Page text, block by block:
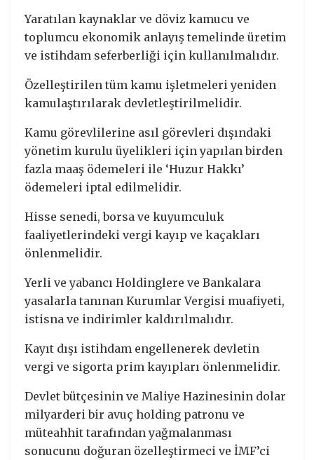
Yaratılan kaynaklar ve döviz kamucu ve
toplumcu ekonomik anlayış temelinde üretim
ve istihdam seferberliği için kullanılmalıdır.
Özelleştirilen tüm kamu işletmeleri yeniden
kamulaştırılarak devletleştirilmelidir.
Kamu görevlilerine asıl görevleri dışındaki
yönetim kurulu üyelikleri için yapılan birden
fazla maaş ödemeleri ile ‘Huzur Hakkı’
ödemeleri iptal edilmelidir.
Hisse senedi, borsa ve kuyumculuk
faaliyetlerindeki vergi kayıp ve kaçakları
önlenmelidir.
Yerli ve yabancı Holdinglere ve Bankalara
yasalarla tanınan Kurumlar Vergisi muafiyeti,
istisna ve indirimler kaldırılmalıdır.
Kayıt dışı istihdam engellenerek devletin
vergi ve sigorta prim kayıpları önlenmelidir.
Devlet bütçesinin ve Maliye Hazinesinin dolar
milyarderi bir avuç holding patronu ve
müteahhit tarafından yağmalanması
sonucunu doğuran özelleştirmeci ve İMF’ci